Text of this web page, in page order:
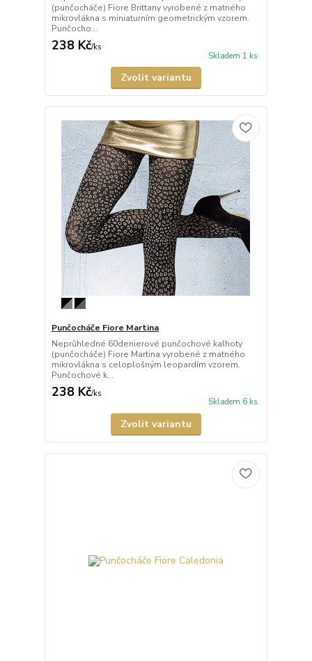
(punčocháče) Fiore Brittany vyrobené z matného
mikrovlákna s miniaturním geometrickým vzorem.
Punčocho...
238 Kč/ks
Skladem 1 ks
Zvolit variantu
Punčocháče Fiore Martina
Neprůhledné 60denierové punčochové kalhoty
(punčocháče) Fiore Martina vyrobené z matného
mikrovlákna s celoplošným leopardím vzorem.
Punčochové k...
238 Kč/ks
Skladem 6 ks
Zvolit variantu